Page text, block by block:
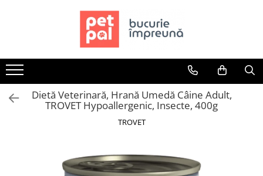
Câini
Hrană Uscată Câini
Câine Junior
Câine Adult
Dietă Veterinară, Hrană Umedă Câine Adult,
TROVET Hypoallergenic, Insecte, 400g
TROVET